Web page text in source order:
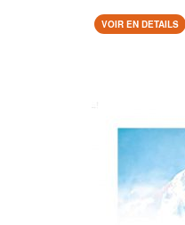
VOIR EN DETAILS